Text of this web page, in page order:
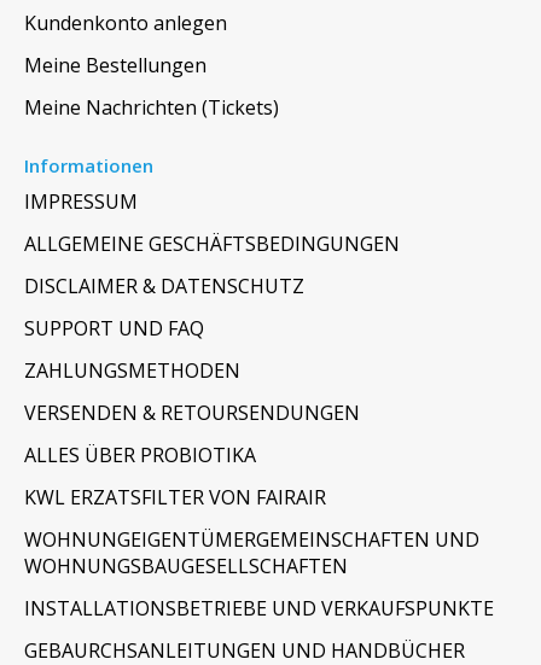
Kundenkonto anlegen
Meine Bestellungen
Meine Nachrichten (Tickets)
Informationen
IMPRESSUM
ALLGEMEINE GESCHÄFTSBEDINGUNGEN
DISCLAIMER & DATENSCHUTZ
SUPPORT UND FAQ
ZAHLUNGSMETHODEN
VERSENDEN & RETOURSENDUNGEN
ALLES ÜBER PROBIOTIKA
KWL ERZATSFILTER VON FAIRAIR
WOHNUNGEIGENTÜMERGEMEINSCHAFTEN UND
WOHNUNGSBAUGESELLSCHAFTEN
INSTALLATIONSBETRIEBE UND VERKAUFSPUNKTE
GEBAURCHSANLEITUNGEN UND HANDBÜCHER